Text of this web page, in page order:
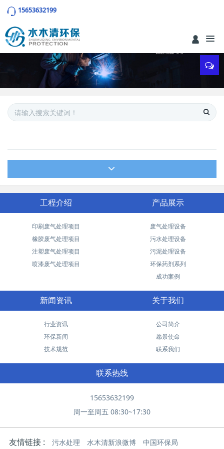
15653632199
工程介绍
印刷废气处理项目
橡胶废气处理项目
注塑废气处理项目
喷漆废气处理项目
产品展示
废气处理设备
污水处理设备
污泥处理设备
环保药剂系列
成功案例
新闻资讯
行业资讯
环保新闻
技术规范
关于我们
公司简介
愿景使命
联系我们
联系热线
15653632199
周一至周五 08:30~17:30
友情链接 : 污水处理 水木清新浪微博 中国环保局